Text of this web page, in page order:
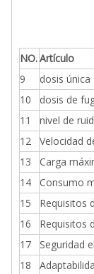
NO.Artículo
9
dosis única
10
dosis de
11
nivel de
12
Velocidad
13
Carga
14
Consumo
15
Requisitos
16
Requisitos
17
Seguridad
18